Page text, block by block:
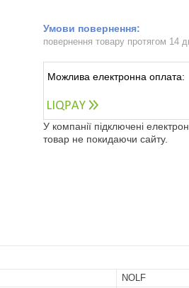
повернення товару протягом 14
У компанії підключені
товар не покидаючи сайту.
NOLF